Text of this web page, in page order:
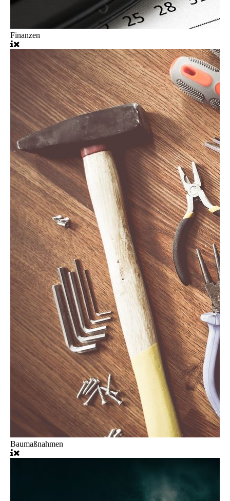
Finanzen
Baumaßnahmen